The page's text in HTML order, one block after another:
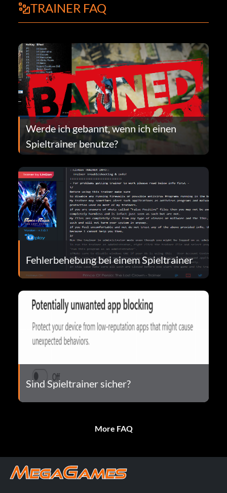
TRAINER FAQ
Werde ich gebannt, wenn ich einen
Spieltrainer benutze?
Fehlerbehebung bei einem Spieltrainer
Sind Spieltrainer sicher?
More FAQ